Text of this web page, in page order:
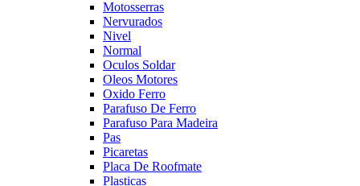
Motosserras
Nervurados
Nivel
Normal
Oculos Soldar
Oleos Motores
Oxido Ferro
Parafuso De Ferro
Parafuso Para Madeira
Pas
Picaretas
Placa De Roofmate
Plasticas